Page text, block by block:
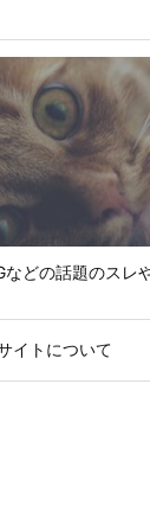
どの話題のスレ
イトについて